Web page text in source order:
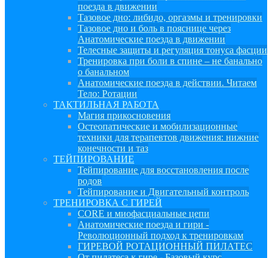
поезда в движении
Тазовое дно: либидо, оргазмы и тренировки
Тазовое дно и боль в пояснице через
Анатомические поезда в движении
Телесные защиты и регуляция тонуса фасции
Тренировка при боли в спине – не банально
о банальном
Анатомические поезда в действии. Читаем
Тело: Ротации
ТАКТИЛЬНАЯ РАБОТА
Магия прикосновения
Остеопатические и мобилизационные
техники для терапевтов движения: нижние
конечности и таз
ТЕЙПИРОВАНИЕ
Тейпирование для восстановления после
родов
Тейпирование и Двигательный контроль
ТРЕНИРОВКА С ГИРЕЙ
CORE и миофасциальные цепи
Анатомические поезда и гири -
Революционный подход к тренировкам
ГИРЕВОЙ РОТАЦИОННЫЙ ПИЛАТЕС